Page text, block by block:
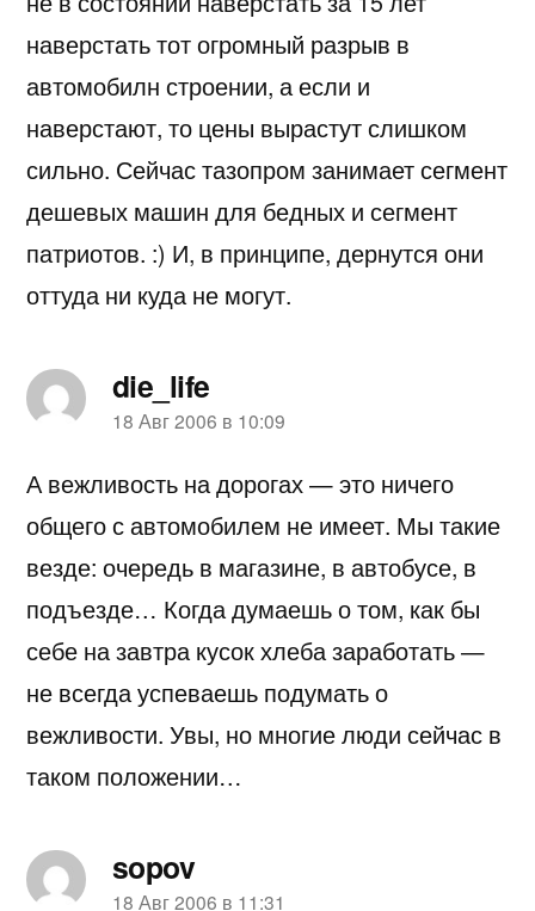
наверстать тот огромный разрыв в
автомобилн строении, а если и
наверстают, то цены вырастут слишком
сильно. Сейчас тазопром занимает сегмент
дешевых машин для бедных и сегмент
патриотов. :) И, в принципе, дернутся они
оттуда ни куда не могут.
die_life
пишет:
18 Авг 2006 в 10:09
А вежливость на дорогах — это ничего
общего с автомобилем не имеет. Мы такие
везде: очередь в магазине, в автобусе, в
подъезде… Когда думаешь о том, как бы
себе на завтра кусок хлеба заработать —
не всегда успеваешь подумать о
вежливости. Увы, но многие люди сейчас в
таком положении…
sopov
18 Авг 2006 в 11:31